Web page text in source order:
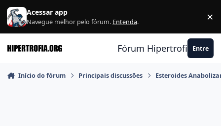
Ir para conteúdo
Acessar app
Navegue melhor pelo fórum. Entenda. ×
Fórum Hipertrofia.org
Entre
Início do fórum Principais discussões Esteroides